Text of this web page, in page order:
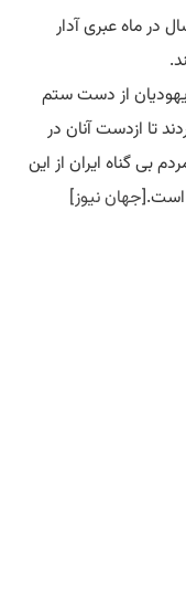
در ماه عبری آدار
یهودیان از دست ستم
تا ازدست آنان در
بی گناه ایران از این
است.[جهان نیوز]